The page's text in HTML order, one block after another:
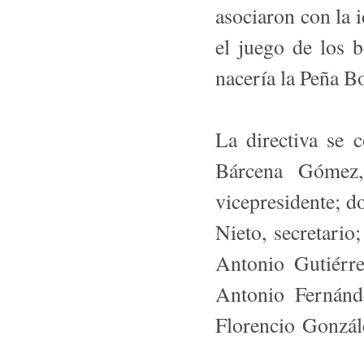
asociaron con la
el juego de los
nacería la Peña
La directiva se
Bárcena
vicepresidente;
Nieto,
Antonio
Antonio
Florencio